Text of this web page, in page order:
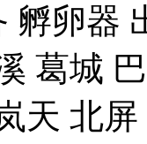
孵卵器
葛城
天 北